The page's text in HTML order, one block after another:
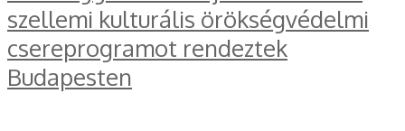
szellemi kulturális örökségvédelmi
csereprogramot rendeztek
Budapesten